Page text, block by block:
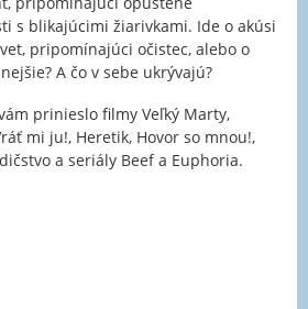
s blikajúcimi žiarivkami. Ide o akúsi
pripomínajúci očistec, alebo o
A čo v sebe ukrývajú?
prinieslo filmy Veľký Marty,
mi ju!, Heretik, Hovor so mnou!,
a seriály Beef a Euphoria.